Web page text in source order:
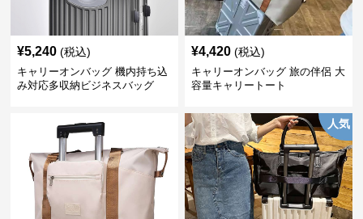
¥5,240 (税込)
キャリーオンバッグ 機内持ち込
み対応多収納ビジネスバッグ
¥4,420 (税込)
キャリーオンバッグ 旅の伴侶 大
容量キャリートート
人気